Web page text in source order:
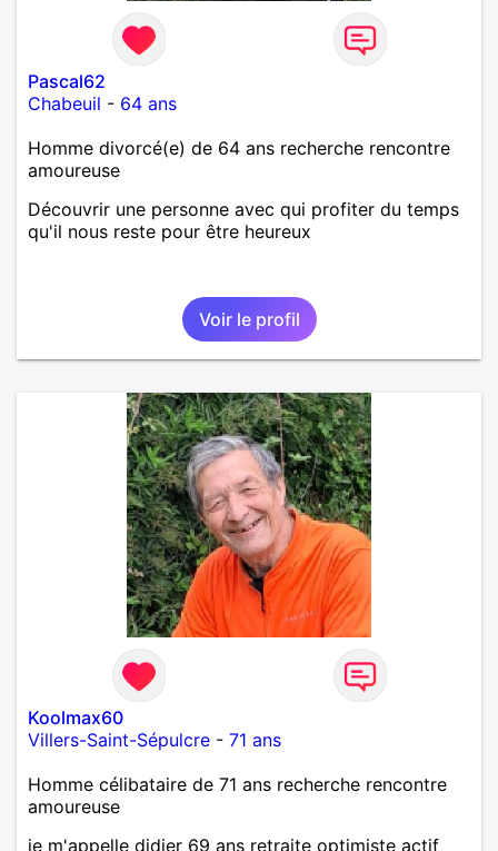
Pascal62
Chabeuil - 64 ans
Homme divorcé(e) de 64 ans recherche rencontre
amoureuse
Découvrir une personne avec qui profiter du temps
qu'il nous reste pour être heureux
Voir le profil
Koolmax60
Villers-Saint-Sépulcre - 71 ans
Homme célibataire de 71 ans recherche rencontre
amoureuse
je m'appelle didier 69 ans retraite optimiste actif